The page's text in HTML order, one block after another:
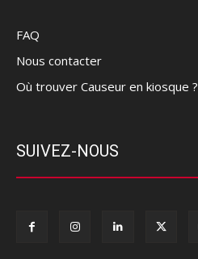
FAQ
Nous contacter
Où trouver Causeur en kiosque ?
SUIVEZ-NOUS